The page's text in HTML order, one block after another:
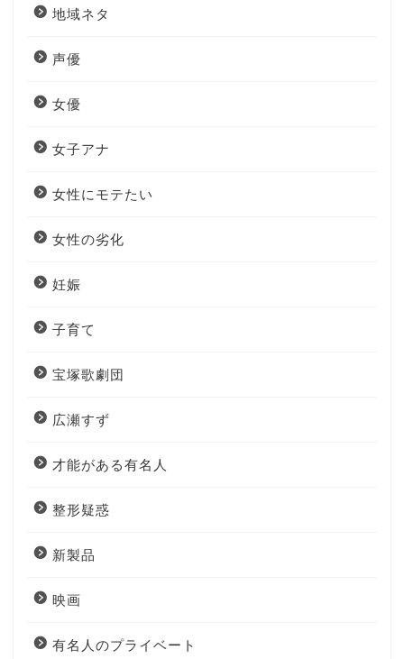
地域ネタ
声優
女優
女子アナ
女性にモテたい
女性の劣化
妊娠
子育て
宝塚歌劇団
広瀬すず
才能がある有名人
整形疑惑
新製品
映画
有名人のプライベート